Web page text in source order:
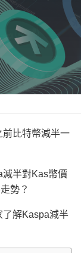
比特幣減半一
半對Kas幣價
勢？
解Kaspa減半